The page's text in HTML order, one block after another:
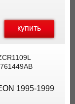
купить
1995-1999